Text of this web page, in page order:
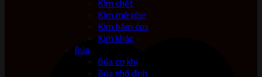
Kìm chết
Kìm mở phe
Kìm bấm cos
Kìm khác
Búa
Búa cơ khí
Búa nhổ đinh